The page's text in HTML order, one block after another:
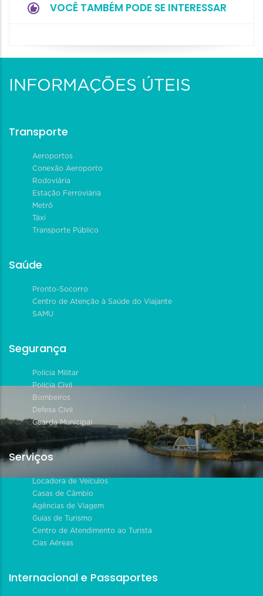
VOCÊ TAMBÉM PODE SE INTERESSAR
INFORMAÇÕES ÚTEIS
Transporte
Aeroportos
Conexão Aeroporto
Rodoviária
Estação Ferroviária
Metrô
Táxi
Transporte Público
Saúde
Pronto-Socorro
Centro de Atenção à Saúde do Viajante
SAMU
Segurança
Polícia Militar
Polícia Civil
Bombeiros
Defesa Civil
Guarda Municipal
Serviços
Locadora de Veículos
Casas de Câmbio
Agências de Viagem
Guias de Turismo
Centro de Atendimento ao Turista
Cias Aéreas
Internacional e Passaportes